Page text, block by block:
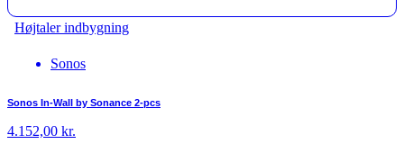
Højtaler indbygning
Sonos
Sonos In-Wall by Sonance 2-pcs
4.152,00 kr.